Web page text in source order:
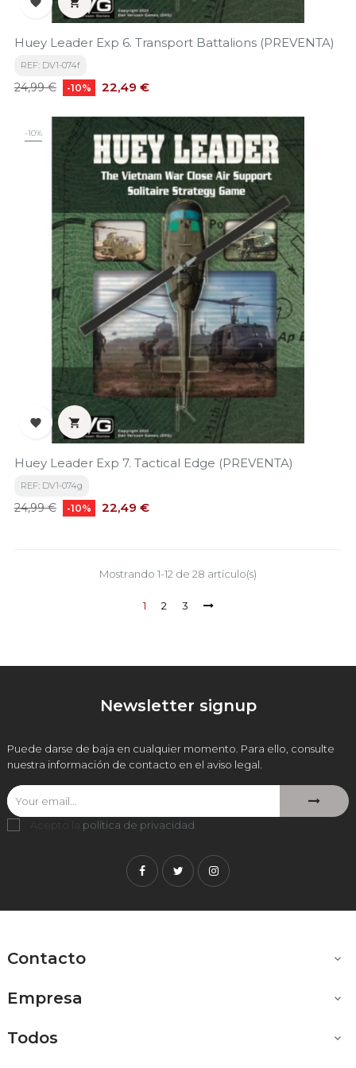
Huey Leader Exp 6. Transport Battalions (PREVENTA)
REF: DV1-074f
Precio
24,99 € -10% Precio
22,49 €
-10%
 
Huey Leader Exp 7. Tactical Edge (PREVENTA)
REF: DV1-074g
Precio
24,99 € -10% Precio
22,49 €
Mostrando 1-12 de 28 artículo(s)
1 2 3
Newsletter signup
Puede darse de baja en cualquier momento. Para ello, consulte
nuestra información de contacto en el aviso legal.
Acepto la política de privacidad
FacebookTwitterInstagram
Contacto 
Empresa 
Todos 